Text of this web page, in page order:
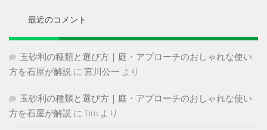
最近のコメント
玉砂利の種類と選び方｜庭・アプローチのおしゃれな使い
方を石屋が解説 に 宮川公一 より
玉砂利の種類と選び方｜庭・アプローチのおしゃれな使い
方を石屋が解説 に Tim より